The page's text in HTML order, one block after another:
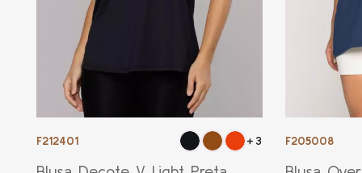
F212401 +3 F205008